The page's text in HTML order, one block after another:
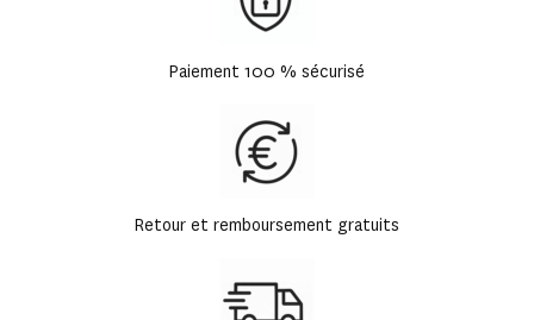
Paiement 100 % sécurisé
Retour et remboursement gratuits